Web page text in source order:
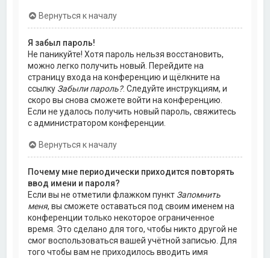
Вернуться к началу
Я забыл пароль!
Не паникуйте! Хотя пароль нельзя восстановить,
можно легко получить новый. Перейдите на
страницу входа на конференцию и щёлкните на
ссылку Забыли пароль?. Следуйте инструкциям, и
скоро вы снова сможете войти на конференцию.
Если не удалось получить новый пароль, свяжитесь
с администратором конференции.
Вернуться к началу
Почему мне периодически приходится повторять
ввод имени и пароля?
Если вы не отметили флажком пункт Запомнить
меня, вы сможете оставаться под своим именем на
конференции только некоторое ограниченное
время. Это сделано для того, чтобы никто другой не
смог воспользоваться вашей учётной записью. Для
того чтобы вам не приходилось вводить имя